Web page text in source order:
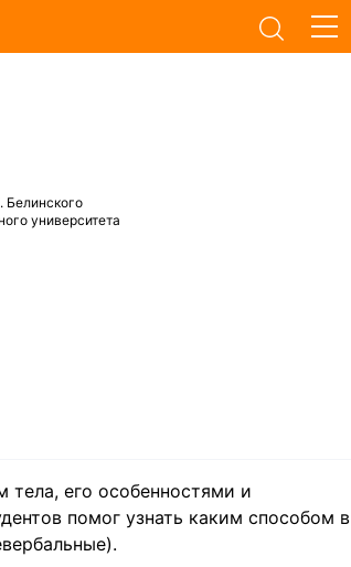
Белинского
университета
тела, его особенностями и
помог узнать каким способом в